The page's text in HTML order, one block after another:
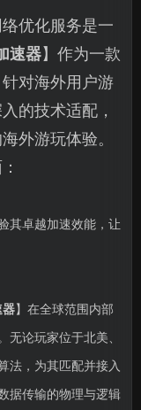
优化服务是一
速器】作为一款
对海外用户游
的技术适配，
外游玩体验。
其卓越加速效能，让
器】在全球范围内部
论玩家位于北美、
法，为其匹配并接入
据传输的物理与逻辑